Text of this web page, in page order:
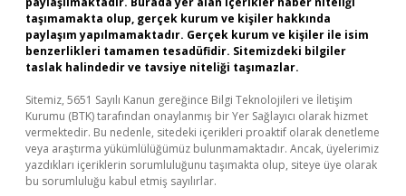
taşımamakta olup, gerçek kurum ve kişiler hakkında
paylaşım yapılmamaktadır. Gerçek kurum ve kişiler ile isim
benzerlikleri tamamen tesadüfidir. Sitemizdeki bilgiler
taslak halindedir ve tavsiye niteliği taşımazlar.
Sitemiz, 5651 Sayılı Kanun gereğince Bilgi Teknolojileri ve İletişim
Kurumu (BTK) tarafından onaylanmış bir Yer Sağlayıcı olarak hizmet
vermektedir. Bu nedenle, sitedeki içerikleri proaktif olarak denetleme
veya araştırma yükümlülüğümüz bulunmamaktadır. Ancak, üyelerimiz
yazdıkları içeriklerin sorumluluğunu taşımakta olup, siteye üye olarak
bu sorumluluğu kabul etmiş sayılırlar.